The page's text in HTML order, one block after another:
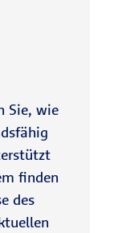
Sie, wie
finden
des